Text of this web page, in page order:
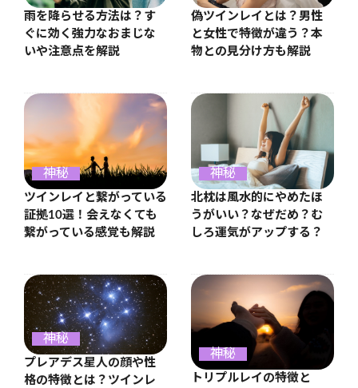
雨を降らせる方法は？す
ぐに効く強力なおまじな
いや注意点を解説
偽ツインレイとは？男性
と女性で特徴が違う？本
物との見分け方も解説
神秘
ツインレイと繋がっている
証拠10選！会えなくても
繋がっている感覚も解説
神秘
北枕は風水的にやめたほ
うがいい？なぜだめ？む
しろ運気がアップする？
神秘
プレアデス星人の顔や性
格の特徴とは？ツインレ
神秘
トリプルレイの特徴と